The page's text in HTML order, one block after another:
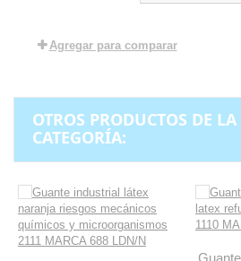
Agregar para comparar
OTROS PRODUCTOS DE
CATEGORÍA: